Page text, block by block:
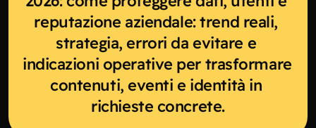
reputazione aziendale: trend reali,
strategia, errori da evitare e
indicazioni operative per trasformare
contenuti, eventi e identità in
richieste concrete.